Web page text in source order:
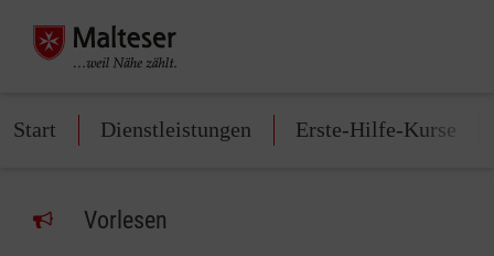
Start Dienstleistungen Erste-Hilfe-Kurse
Vorlesen